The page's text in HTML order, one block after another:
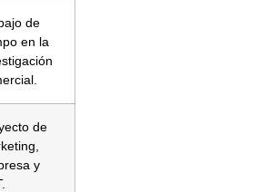
de
en la
de
y